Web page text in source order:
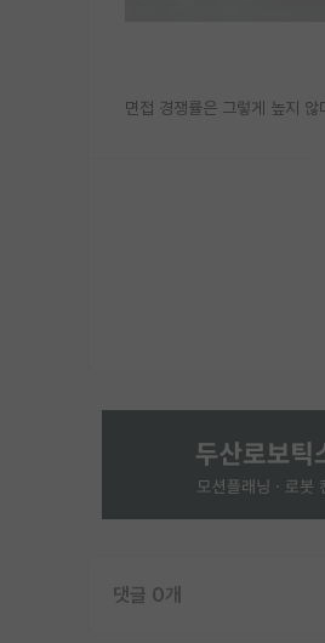
면접 경쟁률은 그렇게 높지
댓글 0개